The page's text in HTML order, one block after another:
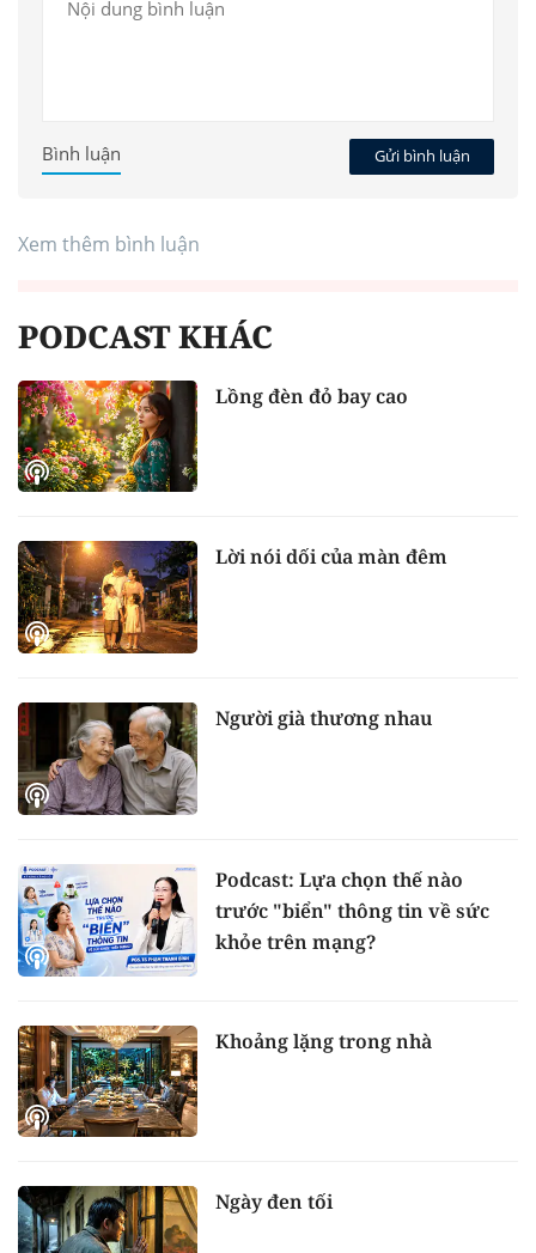
Gửi bình luận
Bình luận
Xem thêm bình luận
PODCAST KHÁC
Lồng đèn đỏ bay cao
Lời nói dối của màn đêm
Người già thương nhau
Podcast: Lựa chọn thế nào
trước "biển" thông tin về sức
khỏe trên mạng?
Khoảng lặng trong nhà
Ngày đen tối